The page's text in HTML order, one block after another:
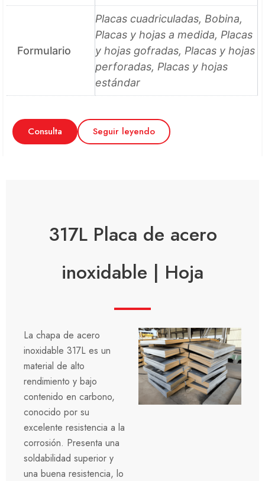
Formulario
Placas cuadriculadas, Bobina,
Placas y hojas a medida, Placas
y hojas gofradas, Placas y hojas
perforadas, Placas y hojas
estándar
Consulta Seguir leyendo
317L Placa de acero
inoxidable | Hoja
La chapa de acero
inoxidable 317L es un
material de alto
rendimiento y bajo
contenido en carbono,
conocido por su
excelente resistencia a la
corrosión. Presenta una
soldabilidad superior y
una buena resistencia, lo